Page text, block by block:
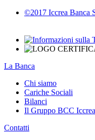
©2017 Iccrea Banca
La Banca
Chi siamo
Cariche Sociali
Bilanci
Il Gruppo BCC Iccrea
Contatti